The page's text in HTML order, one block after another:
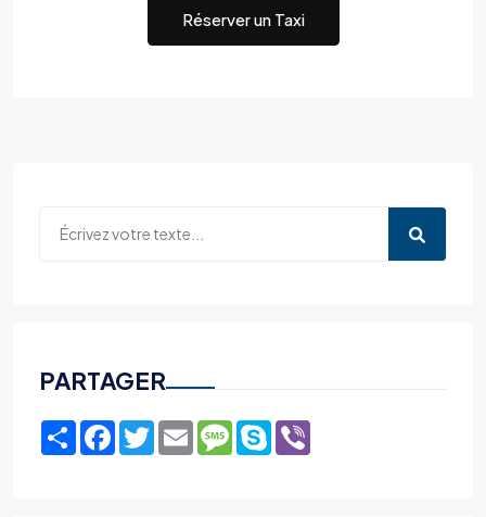
Réserver un Taxi
PARTAGER
ShareFacebook
TwitterEmailMessage
Skype